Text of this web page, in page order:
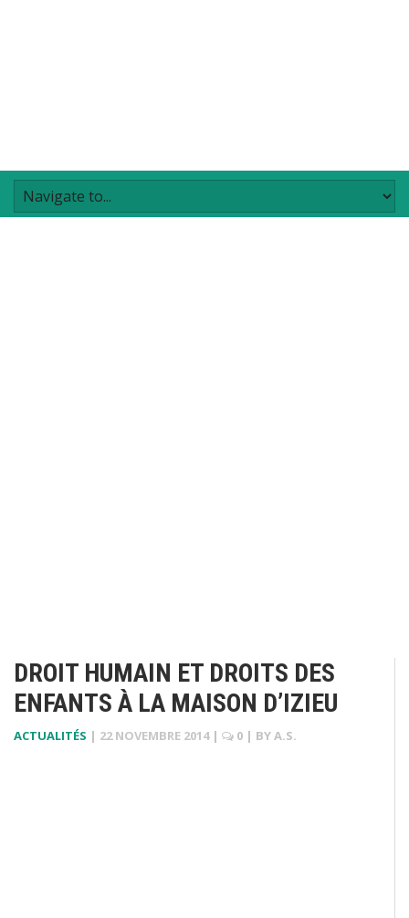
DROIT HUMAIN ET DROITS DES
ENFANTS À LA MAISON D’IZIEU
ACTUALITÉS | 22 NOVEMBRE 2014 | 0 | BYA.S.